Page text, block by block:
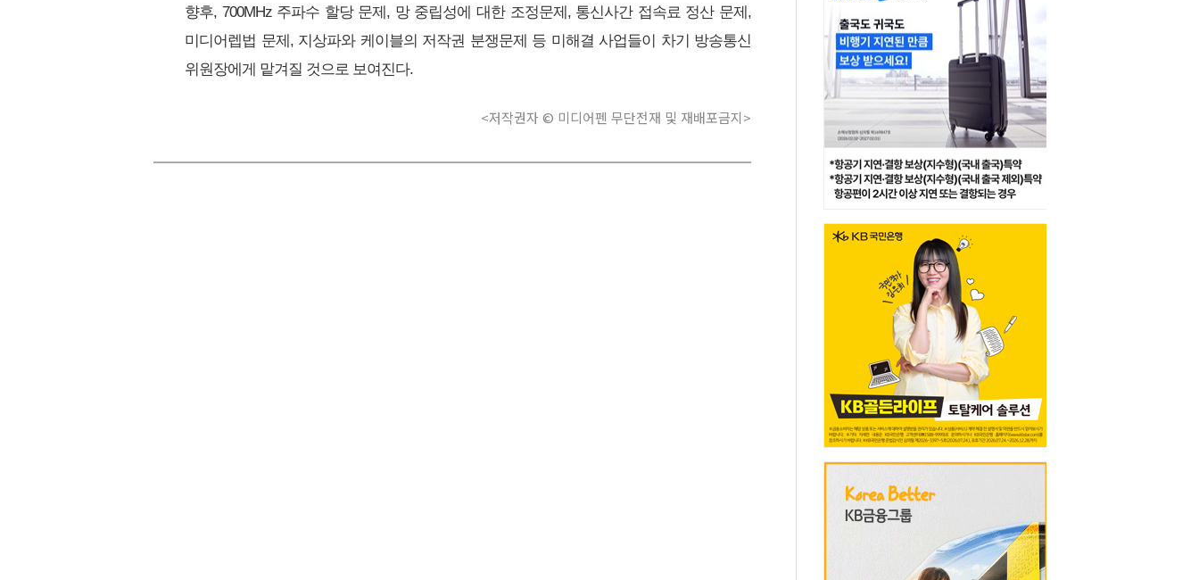
향후, 700MHz 주파수 할당 문제, 망 중립성에 대한 조정문제, 통신사간 접속료 정산 문제,
미디어렙법 문제, 지상파와 케이블의 저작권 분쟁문제 등 미해결 사업들이 차기 방송통신
위원장에게 맡겨질 것으로 보여진다.
<저작권자 © 미디어펜 무단전재 및 재배포금지>